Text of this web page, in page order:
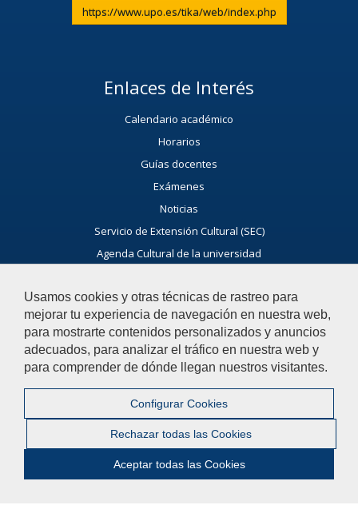
Usamos cookies y otras técnicas de rastreo para
mejorar tu experiencia de navegación en nuestra web,
para mostrarte contenidos personalizados y anuncios
adecuados, para analizar el tráfico en nuestra web y
para comprender de dónde llegan nuestros visitantes.
Configurar Cookies
Rechazar todas las Cookies
Aceptar todas las Cookies
https://www.upo.es/tika/web/index.php
Enlaces de Interés
Calendario académico
Horarios
Guías docentes
Exámenes
Noticias
Servicio de Extensión Cultural (SEC)
Agenda Cultural de la universidad
Ayúdanos a Mejorar
El acceso al buzón exclusivamente se hará en caso de querer
plantear cuestiones que se puedan calificar como incidencia,
reclamación o sugerencia
Acceso al Buzón IRSF
© 2026 Universidad Pablo de Olavide - Facultad de Derecho